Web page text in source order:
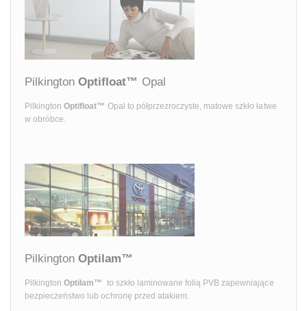
Pilkington Optifloat™ Opal
PilkingtonOptifloat™ Opal to półprzezroczyste, matowe szkło łatwe
w obróbce.
Pilkington Optilam™
PilkingtonOptilam™ to szkło laminowane folią PVB zapewniające
bezpieczeństwo lub ochronę przed atakiem.